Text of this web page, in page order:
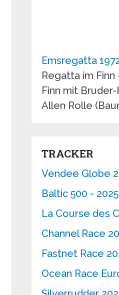
Emsregatta
Regatta im Finn
Finn mit
Allen Rolle
TRACKER
Vendee Globe
Baltic 500 - 2025
La Course des
Channel Race
Fastnet Race
Ocean Race